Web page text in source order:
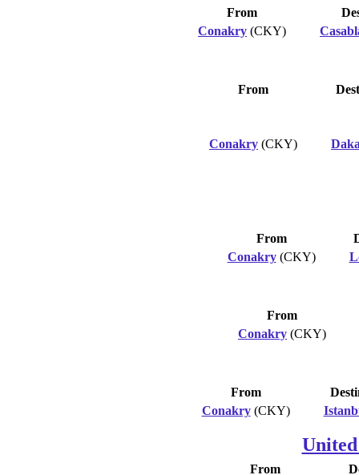
From
Conakry (CKY)
From
Conakry (CKY)
From
Conakry(CKY)
From
Conakry (CKY)
From
Conakry(CKY)
From